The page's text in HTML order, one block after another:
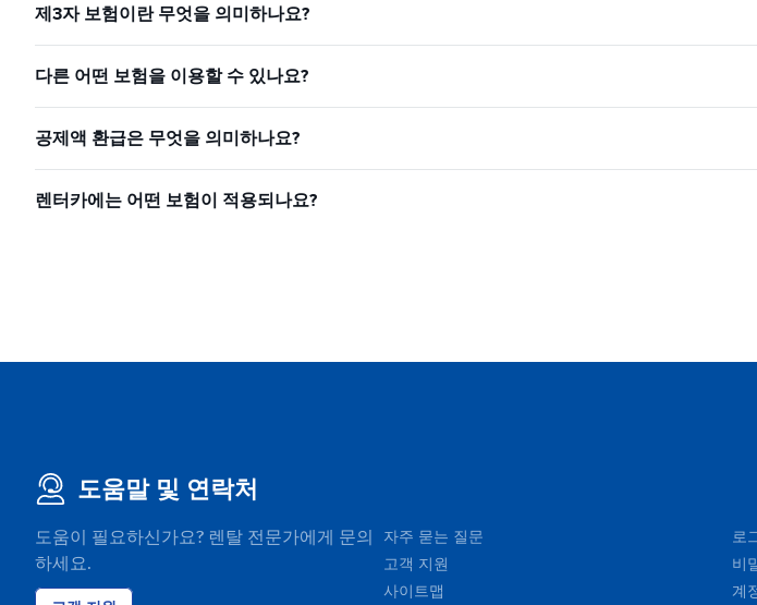
제3자 보험이란 무엇을 의미하나요?
다른 어떤 보험을 이용할 수 있나요?
공제액 환급은 무엇을 의미하나요?
렌터카에는 어떤 보험이 적용되나요?
도움말 및 연락처
도움이 필요하신가요? 렌탈 전문가에게 문의
하세요.
자주 묻는 질문
고객 지원
사이트맵
로
비
계